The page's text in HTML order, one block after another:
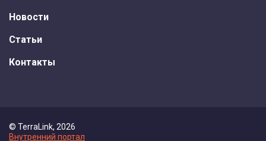
Новости
Статьи
Контакты
© TerraLink, 2026
Внутренний портал